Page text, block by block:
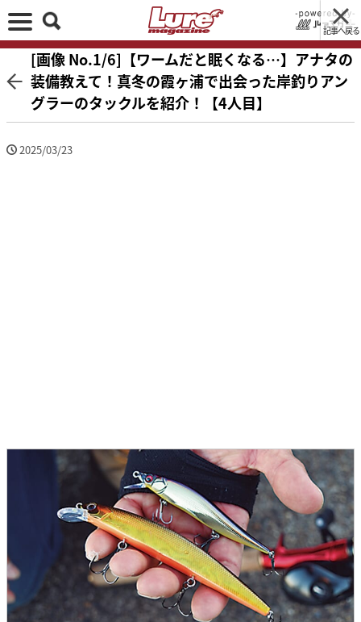
記事へ戻る
[画像 No.1/6]【ワームだと眠くなる…】アナタの
装備教えて！真冬の霞ヶ浦で出会った岸釣りアン
グラーのタックルを紹介！【4人目】
2025/03/23